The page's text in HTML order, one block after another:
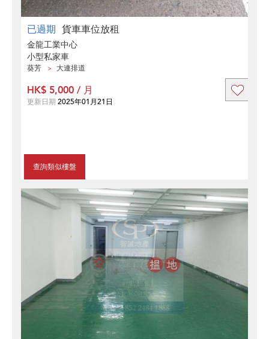
已過期 貨車車位放租
金龍工業中心
小型私家車
葵芳 大連排道
查詢類似樓盤
HK$ 5,000 / 月
更新日期 2025年01月21日